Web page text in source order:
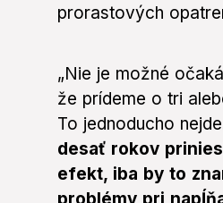
prorastových
„Nie je možné
že prídeme o tri
To jednoducho
desať rokov
efekt, iba by to